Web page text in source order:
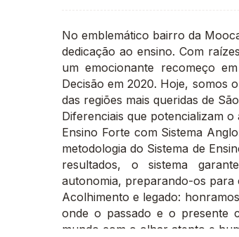
No emblemático bairro da
dedicação ao ensino. Com
um emocionante recomeço
Decisão em 2020. Hoje, somos
das regiões mais queridas de
Diferenciais que potencializam o
Ensino Forte com Sistema
metodologia do Sistema de
resultados, o sistema
autonomia, preparando-os para
Acolhimento e legado:
onde o passado e o presente
mundo com o olhar atento e